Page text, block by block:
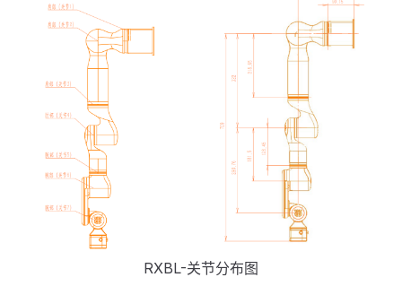
RXBL-关节分布图